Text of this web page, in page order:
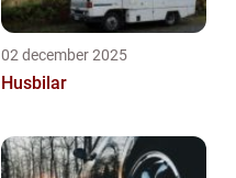
02 december 2025
Husbilar